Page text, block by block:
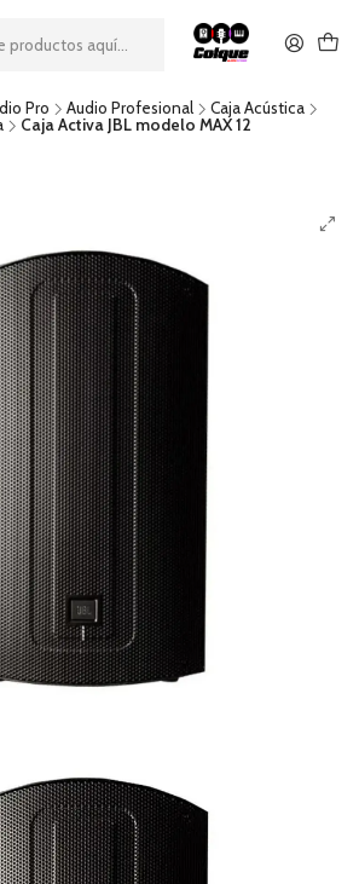
descuento por pago con transferencia bancaria
de $49.990. Este descuento no es
ni aplicable a gastos de envío.
Pro Audio Profesional
Caja Acústica
Caja Activa JBL modelo MAX 12